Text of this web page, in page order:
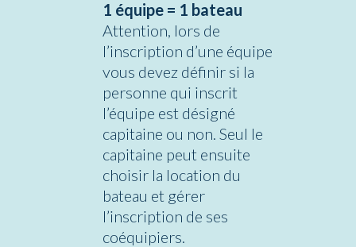
1 équipe = 1 bateau
Attention, lors de
l’inscription d’une équipe
vous devez définir si la
personne qui inscrit
l’équipe est désigné
capitaine ou non. Seul le
capitaine peut ensuite
choisir la location du
bateau et gérer
l’inscription de ses
coéquipiers.